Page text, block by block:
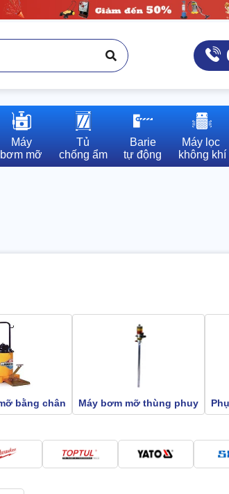
Máy
bơm mỡ
Tủ
chống ẩm
Barie
tự động
Máy lọc
không khí
bằng chân Máy bơm mỡ thùng phuy